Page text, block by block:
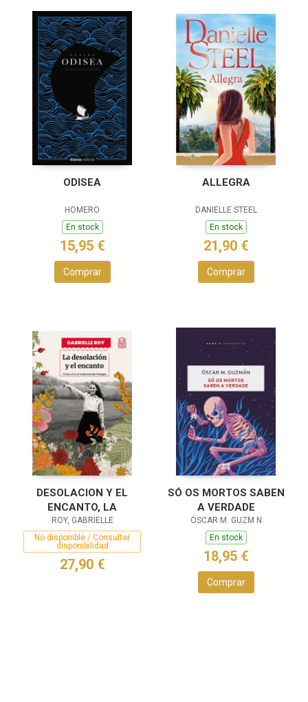
ODISEA
HOMERO
En stock
15,95 €
Comprar
ALLEGRA
DANIELLE STEEL
En stock
21,90 €
Comprar
DESOLACION Y EL
ENCANTO, LA
ROY, GABRIELLE
No disponible / Consultar
disponibilidad
27,90 €
SÓ OS MORTOS SABEN
A VERDADE
ÓSCAR M. GUZM N
En stock
18,95 €
Comprar